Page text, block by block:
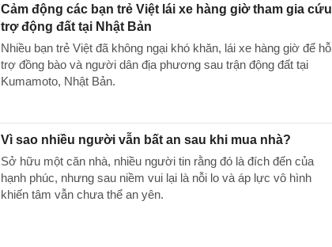
Cảm động các bạn trẻ Việt lái xe hàng giờ tham gia cứu
trợ động đất tại Nhật Bản
Nhiều bạn trẻ Việt đã không ngại khó khăn, lái xe hàng giờ để hỗ
trợ đồng bào và người dân địa phương sau trận động đất tại
Kumamoto, Nhật Bản.
Vì sao nhiều người vẫn bất an sau khi mua nhà?
Sở hữu một căn nhà, nhiều người tin rằng đó là đích đến của
hạnh phúc, nhưng sau niềm vui lại là nỗi lo và áp lực vô hình
khiến tâm vẫn chưa thể an yên.